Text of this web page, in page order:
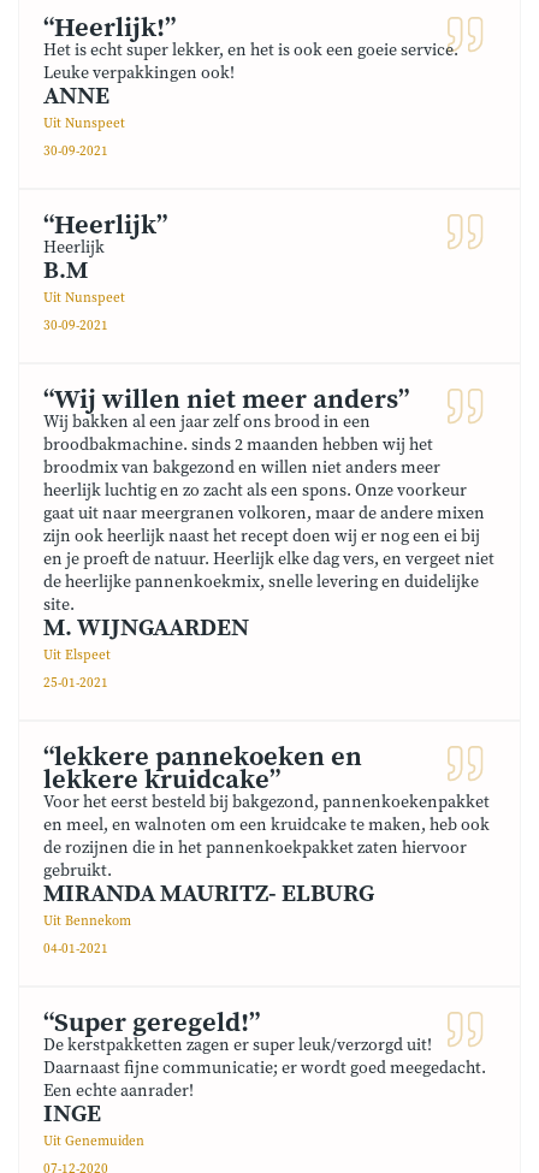
“Heerlijk!”
Het is echt super lekker, en het is ook een goeie service.
Leuke verpakkingen ook!
ANNE
Uit Nunspeet
30-09-2021
“Heerlijk”
Heerlijk
B.M
Uit Nunspeet
30-09-2021
“Wij willen niet meer anders”
Wij bakken al een jaar zelf ons brood in een
broodbakmachine. sinds 2 maanden hebben wij het
broodmix van bakgezond en willen niet anders meer
heerlijk luchtig en zo zacht als een spons. Onze voorkeur
gaat uit naar meergranen volkoren, maar de andere mixen
zijn ook heerlijk naast het recept doen wij er nog een ei bij
en je proeft de natuur. Heerlijk elke dag vers, en vergeet niet
de heerlijke pannenkoekmix, snelle levering en duidelijke
site.
M. WIJNGAARDEN
Uit Elspeet
25-01-2021
“lekkere pannekoeken en
lekkere kruidcake”
Voor het eerst besteld bij bakgezond, pannenkoekenpakket
en meel, en walnoten om een kruidcake te maken, heb ook
de rozijnen die in het pannenkoekpakket zaten hiervoor
gebruikt.
MIRANDA MAURITZ- ELBURG
Uit Bennekom
04-01-2021
“Super geregeld!”
De kerstpakketten zagen er super leuk/verzorgd uit!
Daarnaast fijne communicatie; er wordt goed meegedacht.
Een echte aanrader!
INGE
Uit Genemuiden
07-12-2020